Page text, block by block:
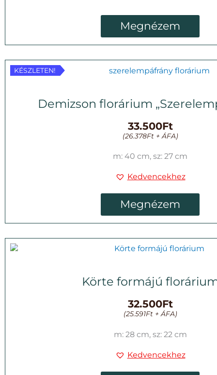
Megnézem
KÉSZLETEN!
KÉSZLETEN!
Demizson florárium
33.500Ft
(26.378Ft+ ÁFA)
m: 40 cm, sz: 27 cm
Kedvencekhez
Megnézem
Körte formájú
32.500Ft
(25.591Ft+ ÁFA)
m: 28 cm, sz: 22 cm
Kedvencekhez